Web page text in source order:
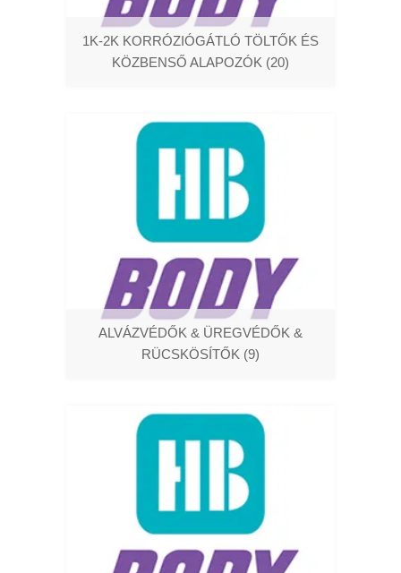
1K-2K KORRÓZIÓGÁTLÓ TÖLTŐK ÉS
KÖZBENSŐ ALAPOZÓK (20)
ALVÁZVÉDŐK & ÜREGVÉDŐK &
RÜCSKÖSÍTŐK (9)